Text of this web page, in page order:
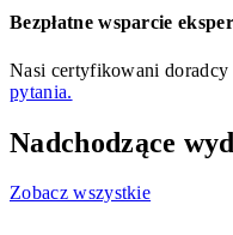
Bezpłatne wsparcie
Nasi certyfikowani
pytania.
Nadchodzące
Zobacz wszystkie